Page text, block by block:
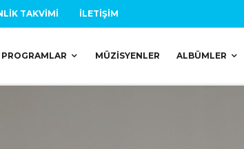
TAKVIMI İLETIŞIM
PROGRAMLAR MÜZISYENLER ALBÜMLER